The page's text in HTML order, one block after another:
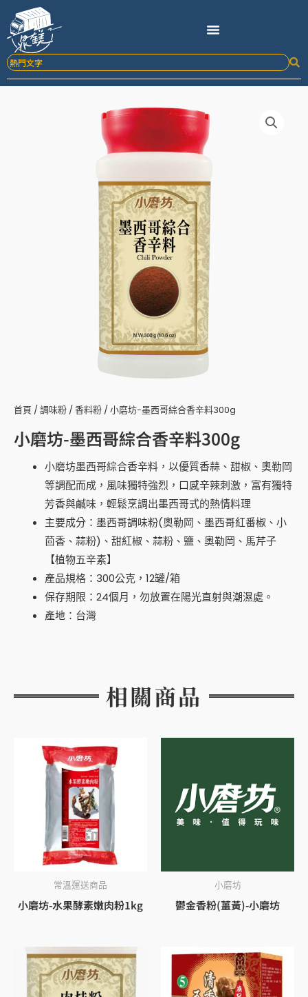
要
內
首頁 /調味粉 /香料粉 / 小磨坊-墨西哥綜合香辛料300g
小磨坊-墨西哥綜合香辛料300g
小磨坊墨西哥綜合香辛料，以優質香蒜、甜椒、奧勒岡
等調配而成，風味獨特強烈，口感辛辣刺激，富有獨特
芳香與鹹味，輕鬆烹調出墨西哥式的熱情料理
主要成分：墨西哥調味粉(奧勒岡、墨西哥紅番椒、小
茴香、蒜粉)、甜紅椒、蒜粉、鹽、奧勒岡、馬芹子
【植物五辛素】
產品規格：300公克，12罐/箱
保存期限：24個月，勿放置在陽光直射與潮濕處。
產地：台灣
相關商品
常溫運送商品
小磨坊-水果酵素嫩肉粉1kg
小磨坊
鬱金香粉(薑黃)-小磨坊